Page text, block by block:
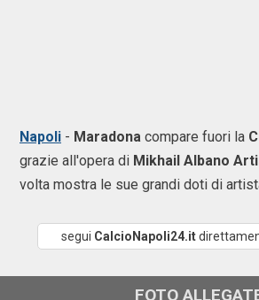
Napoli - Maradona compare fuori la
grazie all'opera di Mikhail Albano
volta mostra le sue grandi doti di
segui CalcioNapoli24.it
FOTO